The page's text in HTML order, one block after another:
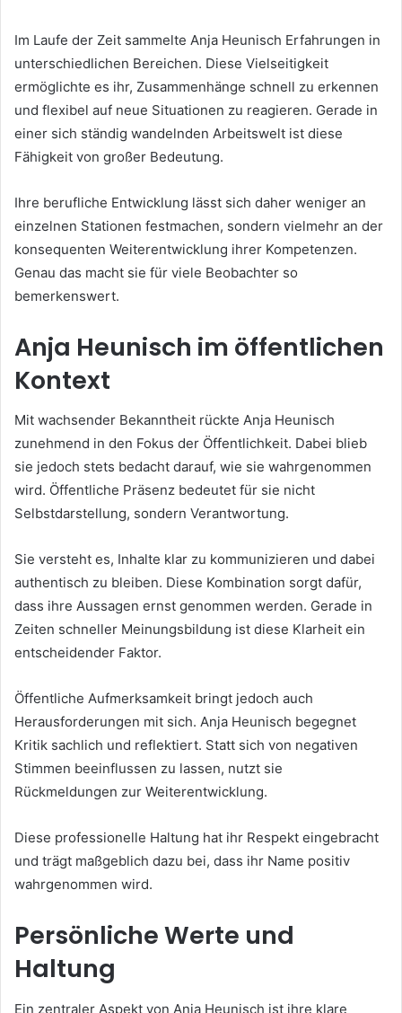
Im Laufe der Zeit sammelte Anja Heunisch Erfahrungen in
unterschiedlichen Bereichen. Diese Vielseitigkeit
ermöglichte es ihr, Zusammenhänge schnell zu erkennen
und flexibel auf neue Situationen zu reagieren. Gerade in
einer sich ständig wandelnden Arbeitswelt ist diese
Fähigkeit von großer Bedeutung.
Ihre berufliche Entwicklung lässt sich daher weniger an
einzelnen Stationen festmachen, sondern vielmehr an der
konsequenten Weiterentwicklung ihrer Kompetenzen.
Genau das macht sie für viele Beobachter so
bemerkenswert.
Anja Heunisch im öffentlichen
Kontext
Mit wachsender Bekanntheit rückte Anja Heunisch
zunehmend in den Fokus der Öffentlichkeit. Dabei blieb
sie jedoch stets bedacht darauf, wie sie wahrgenommen
wird. Öffentliche Präsenz bedeutet für sie nicht
Selbstdarstellung, sondern Verantwortung.
Sie versteht es, Inhalte klar zu kommunizieren und dabei
authentisch zu bleiben. Diese Kombination sorgt dafür,
dass ihre Aussagen ernst genommen werden. Gerade in
Zeiten schneller Meinungsbildung ist diese Klarheit ein
entscheidender Faktor.
Öffentliche Aufmerksamkeit bringt jedoch auch
Herausforderungen mit sich. Anja Heunisch begegnet
Kritik sachlich und reflektiert. Statt sich von negativen
Stimmen beeinflussen zu lassen, nutzt sie
Rückmeldungen zur Weiterentwicklung.
Diese professionelle Haltung hat ihr Respekt eingebracht
und trägt maßgeblich dazu bei, dass ihr Name positiv
wahrgenommen wird.
Persönliche Werte und
Haltung
Ein zentraler Aspekt von Anja Heunisch ist ihre klare